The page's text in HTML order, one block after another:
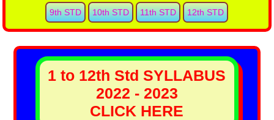
9th STD 10th STD 11th STD 12th STD
1 to 12th Std SYLLABUS
2022 - 2023
CLICK HERE